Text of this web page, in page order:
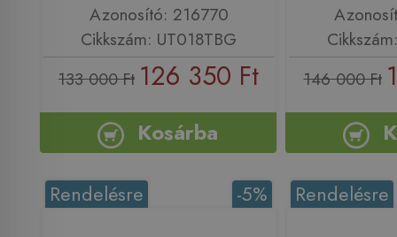
Azonosító: 216770
Cikkszám: UT018TBG
133 000 Ft 126 350 Ft
Kosárba
146 000 Ft
-5%
Rendelésre Rendelésre